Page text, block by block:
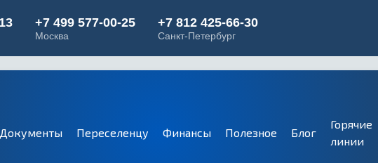
Документы Переселенцу Финансы Полезное Блог
Горячие
линии